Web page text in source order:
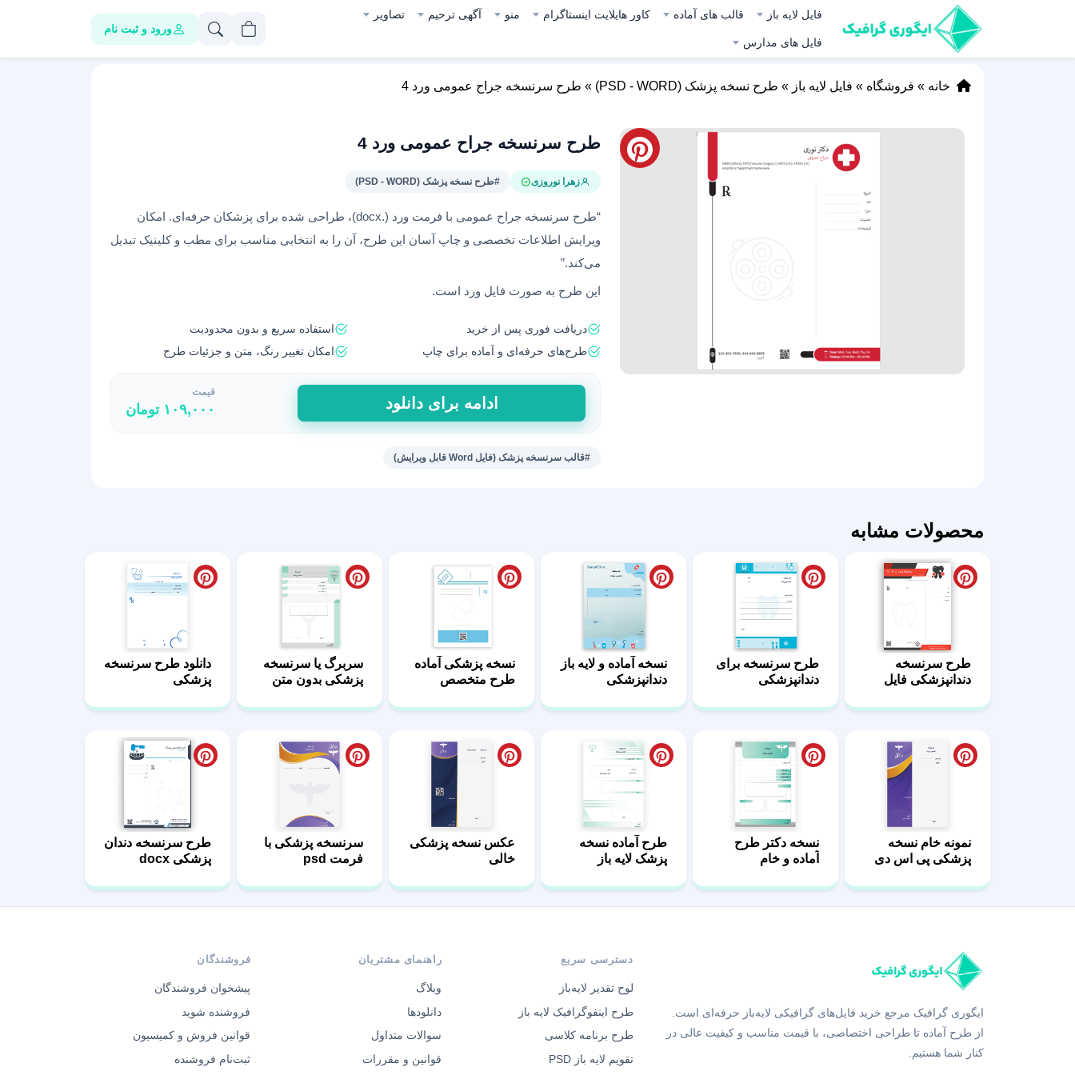
فایل لایه باز قالب های آماده کاور هایلایت اینستاگرام منو آگهی ترحیم تصاویر
فایل های مدارس
ورود و ثبت نام
خانه » فروشگاه » فایل لایه باز » طرح نسخه پزشک (PSD - WORD) » طرح سرنسخه جراح عمومی ورد 4
طرح سرنسخه جراح عمومی ورد 4
زهرا نوروزی #طرح نسخه پزشک (PSD - WORD)
“طرح سرنسخه جراح عمومی با فرمت ورد (.docx)، طراحی شده برای پزشکان حرفه‌ای. امکان
ویرایش اطلاعات تخصصی و چاپ آسان این طرح، آن را به انتخابی مناسب برای مطب و کلینیک تبدیل
می‌کند.”
این طرح به صورت فایل ورد است.
دریافت فوری پس از خرید
استفاده سریع و بدون محدودیت
طرح‌های حرفه‌ای و آماده برای چاپ
امکان تغییر رنگ، متن و جزئیات طرح
طرح
سرنسخه
جراح
عمومی
ادامه برای دانلود
قیمت
۱۰۹,۰۰۰ تومان
#قالب سرنسخه پزشک (فایل Word قابل ویرایش)
محصولات مشابه
طرح سرنسخه
دندانپزشکی فایل
طرح سرنسخه برای
دندانپزشکی
نسخه آماده و لایه باز
دندانپزشکی
نسخه پزشکی آماده
طرح متخصص
سربرگ یا سرنسخه
پزشکی بدون متن
دانلود طرح سرنسخه
پزشکی
نمونه خام نسخه
پزشکی پی اس دی
نسخه دکتر طرح
آماده و خام
طرح آماده نسخه
پزشک لایه باز
عکس نسخه پزشکی
خالی
سرنسخه پزشکی با
فرمت psd
طرح سرنسخه دندان
پزشکی docx
ایگوری گرافیک مرجع خرید فایل‌های گرافیکی لایه‌باز حرفه‌ای است.
از طرح آماده تا طراحی اختصاصی، با قیمت مناسب و کیفیت عالی در
کنار شما هستیم.
دسترسی سریع
لوح تقدیر لایه‌باز
طرح اینفوگرافیک لایه باز
طرح برنامه کلاسی
تقویم لایه باز PSD
راهنمای مشتریان
وبلاگ
دانلودها
سوالات متداول
قوانین و مقررات
فروشندگان
پیشخوان فروشندگان
فروشنده شوید
قوانین فروش و کمیسیون
ثبت‌نام فروشنده